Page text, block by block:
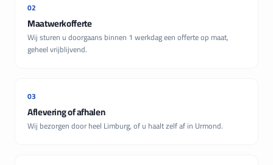
02
Maatwerkofferte
Wij sturen u doorgaans binnen 1 werkdag een offerte op maat,
geheel vrijblijvend.
03
Aflevering of afhalen
Wij bezorgen door heel Limburg, of u haalt zelf af in Urmond.